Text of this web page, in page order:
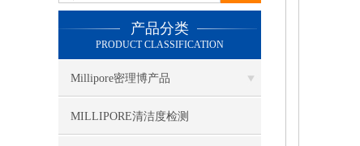
产品分类
PRODUCT CLASSIFICATION
Millipore密理博产品
MILLIPORE清洁度检测